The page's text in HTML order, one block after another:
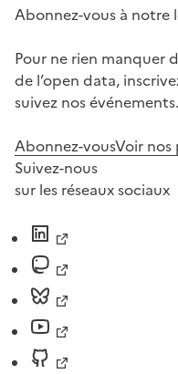
Abonnez-vous à
Pour ne rien manquer
de l’open data,
suivez nos événements.
Abonnez-vousVoir nos
Suivez-nous
sur les réseaux sociaux